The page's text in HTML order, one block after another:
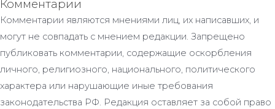
Комментарии
Комментарии являются мнениями лиц, их написавших, и
могут не совпадать с мнением редакции. Запрещено
публиковать комментарии, содержащие оскорбления
личного, религиозного, национального, политического
характера или нарушающие иные требования
законодательства РФ. Редакция оставляет за собой право